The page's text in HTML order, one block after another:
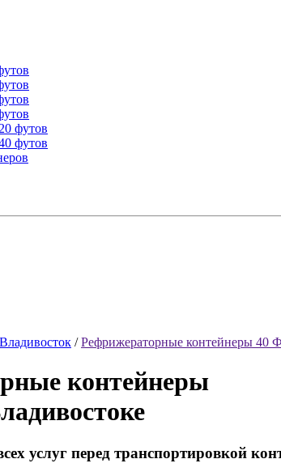
футов
футов
Владивосток /Рефрижераторные контейнеры 40
контейнеры
услуг перед транспортировкой